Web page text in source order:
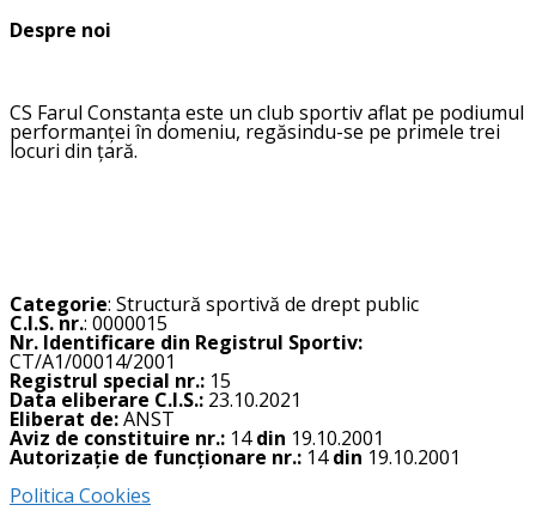
Despre noi
CS Farul Constanța este un club sportiv aflat pe podiumul
performanței în domeniu, regăsindu-se pe primele trei
locuri din țară.
Categorie: Structură sportivă de drept public
C.I.S. nr.: 0000015
Nr. Identificare din Registrul Sportiv:
CT/A1/00014/2001
Registrul special nr.: 15
Data eliberare C.I.S.: 23.10.2021
Eliberat de:ANST
Aviz de constituire nr.: 14din 19.10.2001
Autorizație de funcționare nr.: 14din 19.10.2001
Politica Cookies